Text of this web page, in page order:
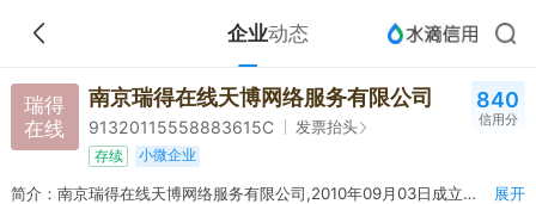
企业动态
瑞得
在线
南京瑞得在线天博网络服务有限公司
91320115558883615C 发票抬头
存续 小微企业
840
信用分
简介：南京瑞得在线天博网络服务有限公司,2010年09月03日成立，经营范围包括互联网上网服务；预包装食品零售。（依法须经批准的项目，经相关部门批准后方可开展经营活动） 展开